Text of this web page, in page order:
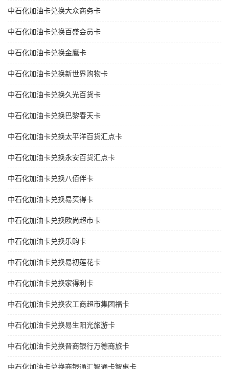
中石化加油卡兑换大众商务卡
中石化加油卡兑换百盛会员卡
中石化加油卡兑换金鹰卡
中石化加油卡兑换新世界购物卡
中石化加油卡兑换久光百货卡
中石化加油卡兑换巴黎春天卡
中石化加油卡兑换太平洋百货汇点卡
中石化加油卡兑换永安百货汇点卡
中石化加油卡兑换八佰伴卡
中石化加油卡兑换易买得卡
中石化加油卡兑换欧尚超市卡
中石化加油卡兑换乐购卡
中石化加油卡兑换易初莲花卡
中石化加油卡兑换家得利卡
中石化加油卡兑换农工商超市集团福卡
中石化加油卡兑换易生阳光旅游卡
中石化加油卡兑换晋商银行万德商旅卡
中石化加油卡兑换商银通汇智通卡智惠卡